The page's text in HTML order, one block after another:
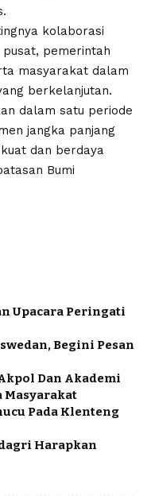
kolaborasi
pemerintah
masyarakat dalam
berkelanjutan.
dalam satu periode
jangka panjang
dan berdaya
Bumi
Upacara Peringati
Begini Pesan
Dan Akademi
Masyarakat
Pada Klenteng
Harapkan